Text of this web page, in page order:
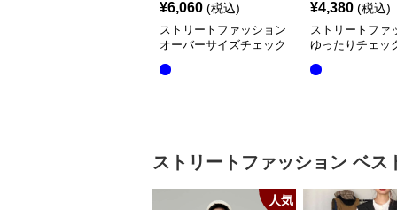
¥6,060 (税込)
ストリートファッション
オーバーサイズチェック
¥4,380 (税込)
ストリートファ
ゆったりチェッ
ストリートファッション ベス
人気